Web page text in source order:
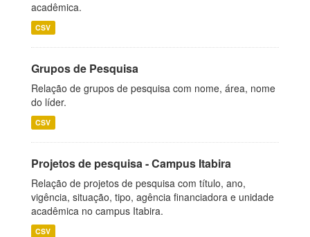
acadêmica.
CSV
Grupos de Pesquisa
Relação de grupos de pesquisa com nome, área, nome
do líder.
CSV
Projetos de pesquisa - Campus Itabira
Relação de projetos de pesquisa com título, ano,
vigência, situação, tipo, agência financiadora e unidade
acadêmica no campus Itabira.
CSV